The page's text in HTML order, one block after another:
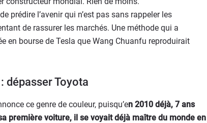
prédire l’avenir qui n’est pas sans rappeler les
de rassurer les marchés. Une méthode qui a
en bourse de Tesla que Wang Chuanfu reproduirait
dépasser Toyota
ce genre de couleur, puisqu’en 2010 déjà, 7 ans
première voiture, il se voyait déjà maître du monde en